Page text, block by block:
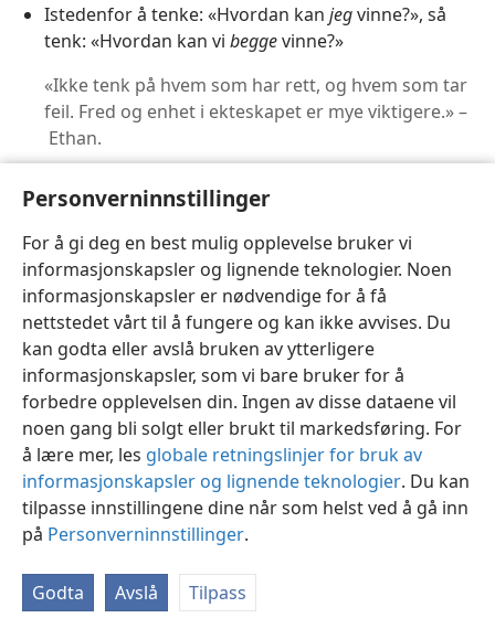
Personverninnstillinger
For å gi deg en best mulig opplevelse bruker vi
informasjonskapsler og lignende teknologier. Noen
informasjonskapsler er nødvendige for å få
nettstedet vårt til å fungere og kan ikke avvises. Du
kan godta eller avslå bruken av ytterligere
informasjonskapsler, som vi bare bruker for å
forbedre opplevelsen din. Ingen av disse dataene vil
noen gang bli solgt eller brukt til markedsføring. For
å lære mer, les globale retningslinjer for bruk av
informasjonskapsler og lignende teknologier. Du kan
tilpasse innstillingene dine når som helst ved å gå inn
på Personverninnstillinger.
Godta Avslå Tilpass
Istedenfor å tenke: «Hvordan kan jegvinne?», så
tenk: «Hvordan kan vi beggevinne?»
«Ikke tenk på hvem som har rett, og hvem som tar
feil. Fred og enhet i ekteskapet er mye viktigere.» –
Ethan.
beste, men også på andres.» –